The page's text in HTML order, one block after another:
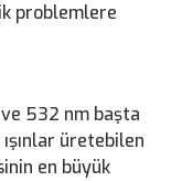
problemlere
532 nm başta
üretebilen
en büyük